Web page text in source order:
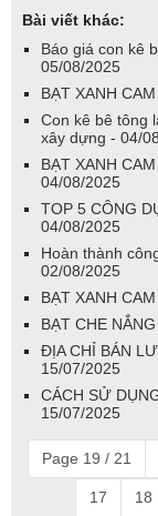
Bài viết khác:
Báo giá con kê
05/08/2025
BẠT XANH
Con kê bê tông
xây dựng - 04/
BẠT XANH
04/08/2025
TOP 5 CÔNG
04/08/2025
Hoàn thành
02/08/2025
BẠT XANH
BẠT CHE
ĐỊA CHỈ BÁN
15/07/2025
CÁCH SỬ
15/07/2025
Page 19 / 21
17 18